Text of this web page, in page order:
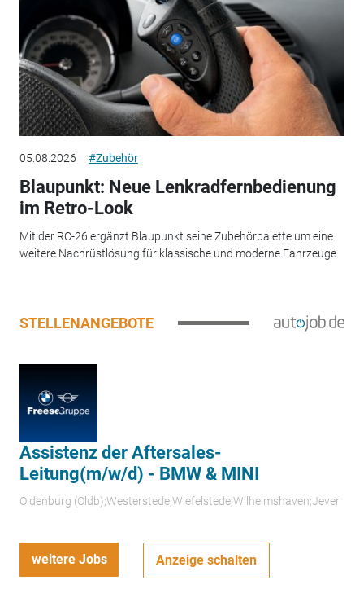
05.08.2026 #Zubehör
Blaupunkt: Neue Lenkradfernbedienung
im Retro-Look
Mit der RC-26 ergänzt Blaupunkt seine Zubehörpalette um eine
weitere Nachrüstlösung für klassische und moderne Fahrzeuge.
STELLENANGEBOTE
Assistenz der Aftersales-
Leitung(m/w/d) - BMW & MINI
Oldenburg (Oldb);Westerstede;Wiefelstede;Wilhelmshaven;Jever
weitere Jobs Anzeige schalten